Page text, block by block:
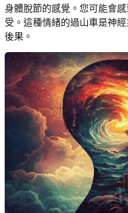
身體脫節的感覺。您可能會
受。這種情緒的過山車是神
後果。